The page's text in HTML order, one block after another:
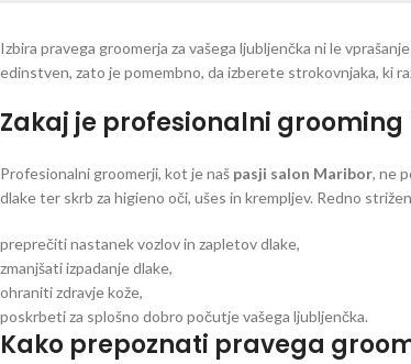
Izbira pravega groomerja za vašega ljubljenčka ni le
edinstven, zato je pomembno, da izberete strokovnjaka, ki
Zakaj je profesionalni
Profesionalni groomerji, kot je naš pasji salon Maribor, ne
dlake ter skrb za higieno oči, ušes in krempljev. Redno
preprečiti nastanek vozlov in zapletov dlake,
zmanjšati izpadanje dlake,
ohraniti zdravje kože,
poskrbeti za splošno dobro počutje vašega ljubljenčka.
Kako prepoznati pravega